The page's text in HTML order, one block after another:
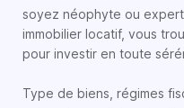
soyez néophyte ou
immobilier locatif, vous
pour investir en toute
Type de biens, régimes